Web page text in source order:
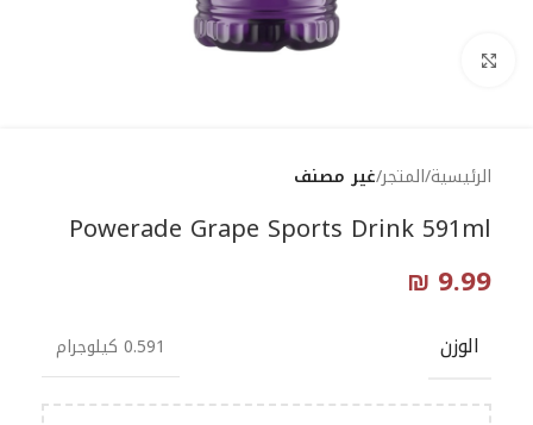
الرئيسية المتجر غير مصنف
Powerade Grape Sports Drink 591ml
₪ 9.99
الوزن 0.591 كيلوجرام